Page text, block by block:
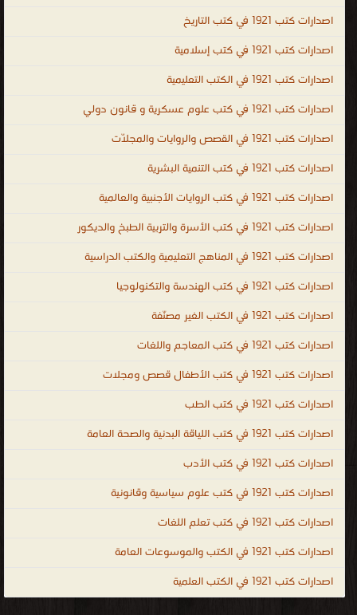
PDF ، المكتبة القانونية الشاملة PDF ، تحميل كتب العلوم السياسية
legal sciences ، law books PDF ، law books online ، law books for
criminal law books ، law books for sale ، free law books ، law
سياسية وقانونية
اصدارات كتب 1921 في كتب التاريخ
اصدارات كتب 1921 في كتب إسلامية
اصدارات كتب 1921 في الكتب التعليمية
اصدارات كتب 1921 في كتب علوم عسكرية و قانون دولي
اصدارات كتب 1921 في القصص والروايات والمجلّات
اصدارات كتب 1921 في كتب التنمية البشرية
اصدارات كتب 1921 في كتب الروايات الأجنبية والعالمية
اصدارات كتب 1921 في كتب الأسرة والتربية الطبخ والديكور
اصدارات كتب 1921 في المناهج التعليمية والكتب الدراسية
اصدارات كتب 1921 في كتب الهندسة والتكنولوجيا
اصدارات كتب 1921 في الكتب الغير مصنّفة
اصدارات كتب 1921 في كتب المعاجم واللغات
اصدارات كتب 1921 في كتب الأطفال قصص ومجلات
اصدارات كتب 1921 في كتب الطب
اصدارات كتب 1921 في كتب اللياقة البدنية والصحة العامة
اصدارات كتب 1921 في كتب الأدب
اصدارات كتب 1921 في كتب علوم سياسية وقانونية
اصدارات كتب 1921 في كتب تعلم اللغات
اصدارات كتب 1921 في الكتب والموسوعات العامة
اصدارات كتب 1921 في الكتب العلمية